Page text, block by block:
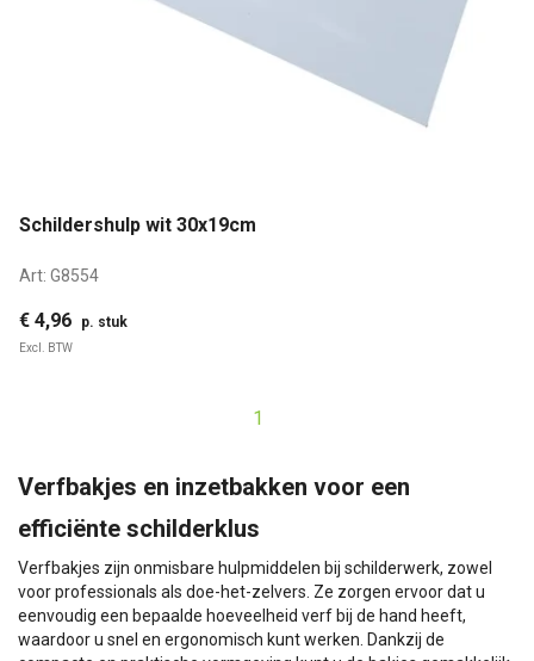
Schildershulp wit 30x19cm
Art: G8554
€ 4,96 p. stuk
Excl. BTW
1
Verfbakjes en inzetbakken voor een
efficiënte schilderklus
Verfbakjes zijn onmisbare hulpmiddelen bij schilderwerk, zowel
voor professionals als doe-het-zelvers. Ze zorgen ervoor dat u
eenvoudig een bepaalde hoeveelheid verf bij de hand heeft,
waardoor u snel en ergonomisch kunt werken. Dankzij de